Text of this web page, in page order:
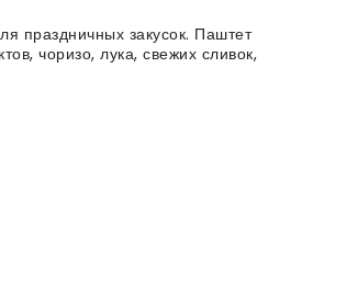
праздничных закусок. Паштет
чоризо, лука, свежих сливок,